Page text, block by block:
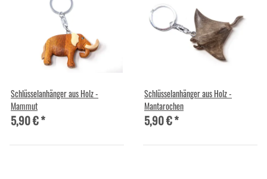
Schlüsselanhänger aus Holz -
Mammut
5,90 €*
Schlüsselanhänger aus Holz -
Mantarochen
5,90 €*